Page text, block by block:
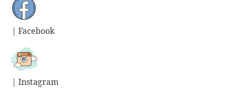
| Facebook
| Instagram